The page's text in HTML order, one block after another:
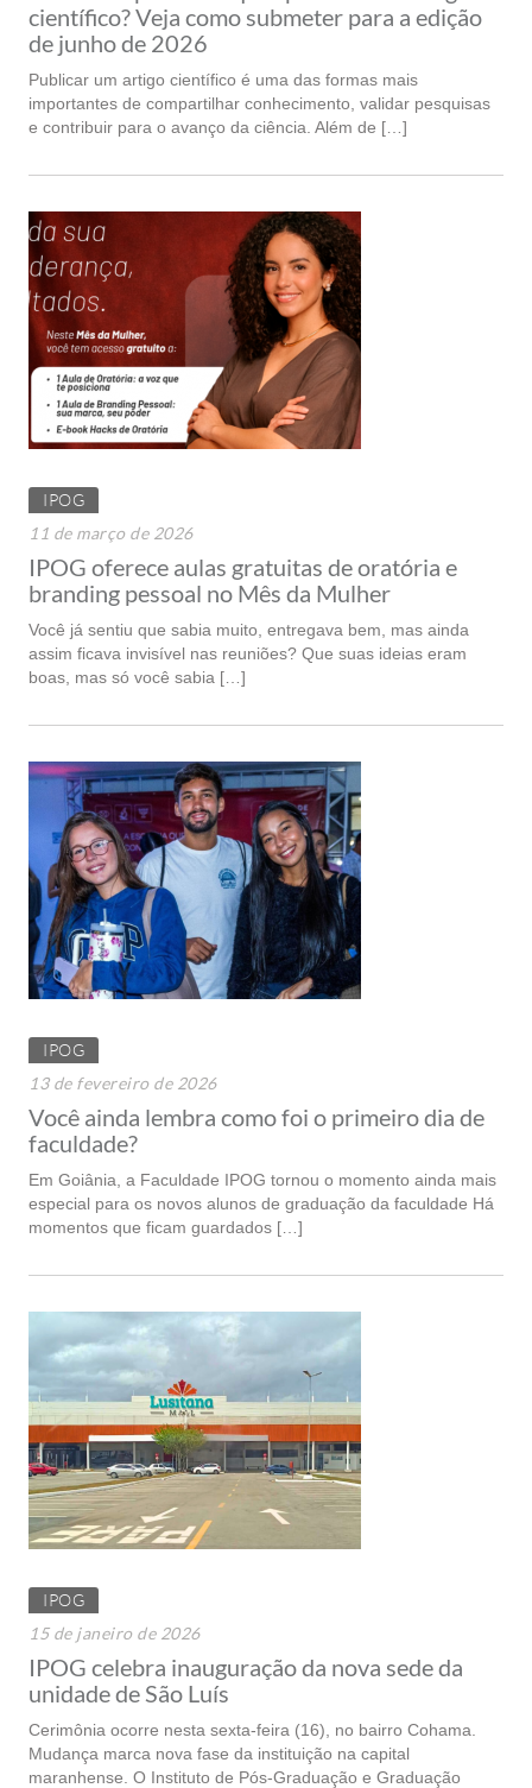
científico? Veja como submeter para a edição
de junho de 2026
Publicar um artigo científico é uma das formas mais
importantes de compartilhar conhecimento, validar pesquisas
e contribuir para o avanço da ciência. Além de […]
IPOG
11 de março de 2026
IPOG oferece aulas gratuitas de oratória e
branding pessoal no Mês da Mulher
Você já sentiu que sabia muito, entregava bem, mas ainda
assim ficava invisível nas reuniões? Que suas ideias eram
boas, mas só você sabia […]
IPOG
13 de fevereiro de 2026
Você ainda lembra como foi o primeiro dia de
faculdade?
Em Goiânia, a Faculdade IPOG tornou o momento ainda mais
especial para os novos alunos de graduação da faculdade Há
momentos que ficam guardados […]
IPOG
15 de janeiro de 2026
IPOG celebra inauguração da nova sede da
unidade de São Luís
Cerimônia ocorre nesta sexta-feira (16), no bairro Cohama.
Mudança marca nova fase da instituição na capital
maranhense. O Instituto de Pós-Graduação e Graduação